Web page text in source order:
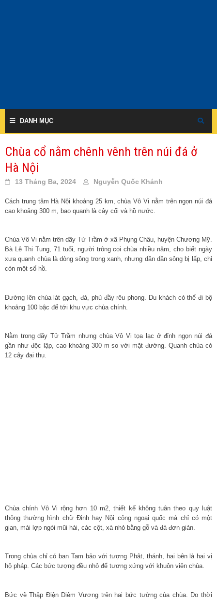
DANH MỤC
Chùa cổ nằm chênh vênh trên núi đá ở
Hà Nội
13 Tháng Ba, 2024 Nguyễn Quốc Khánh
Cách trung tâm Hà Nội khoảng 25 km, chùa Vô Vi nằm trên ngọn núi đá
cao khoảng 300 m, bao quanh là cây cối và hồ nước.
Chùa Vô Vi nằm trên dãy Tử Trầm ở xã Phụng Châu, huyện Chương Mỹ.
Bà Lê Thị Tung, 71 tuổi, người trông coi chùa nhiều năm, cho biết ngày
xưa quanh chùa là dòng sông trong xanh, nhưng dần dần sông bị lấp, chỉ
còn một số hồ.
Đường lên chùa lát gạch, đá, phủ đầy rêu phong. Du khách có thể đi bộ
khoảng 100 bậc để tới khu vực chùa chính.
Nằm trong dãy Tử Trầm nhưng chùa Vô Vi tọa lạc ở đỉnh ngọn núi đá
gần như độc lập, cao khoảng 300 m so với mặt đường. Quanh chùa có
12 cây đại thụ.
Chùa chính Vô Vi rộng hơn 10 m2, thiết kế không tuân theo quy luật
thông thường hình chữ Đinh hay Nội công ngoại quốc mà chỉ có một
gian, mái lợp ngói mũi hài, các cột, xà nhỏ bằng gỗ và đá đơn giản.
Trong chùa chỉ có ban Tam bảo với tượng Phật, thánh, hai bên là hai vị
hộ pháp. Các bức tượng đều nhỏ để tương xứng với khuôn viên chùa.
Bức vẽ Thập Điện Diêm Vương trên hai bức tường của chùa. Do thời